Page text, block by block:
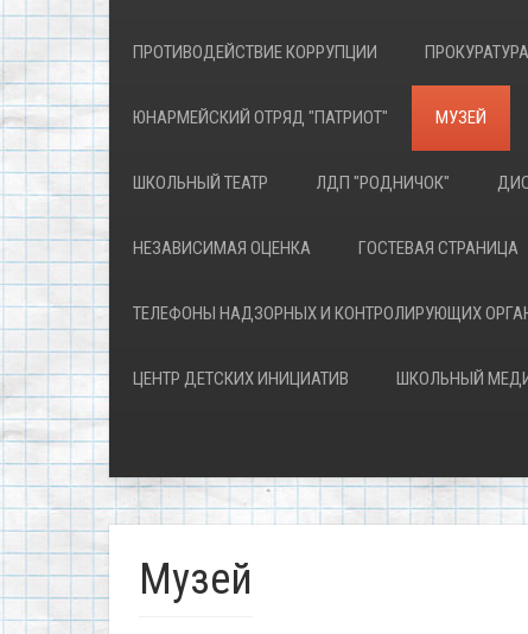
ПРОТИВОДЕЙСТВИЕ КОРРУПЦИИ
ЮНАРМЕЙСКИЙ ОТРЯД "ПАТРИОТ" МУЗЕЙ
ШКОЛЬНЫЙ ТЕАТР ЛДП "РОДНИЧОК"
НЕЗАВИСИМАЯ ОЦЕНКА ГОСТЕВАЯ СТРАНИЦА
ТЕЛЕФОНЫ НАДЗОРНЫХ И КОНТРОЛИРУЮЩИХ
ЦЕНТР ДЕТСКИХ ИНИЦИАТИВ ШКОЛЬНЫЙ
Музей